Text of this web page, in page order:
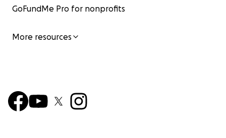
GoFundMe Pro for nonprofits
More resources